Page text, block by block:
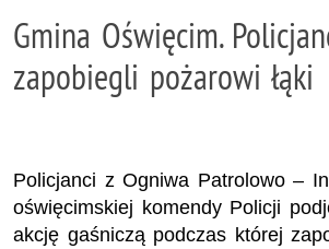
Gmina Oświęcim.
zapobiegli pożarowi łąki
Policjanci z Ogniwa Patrolowo –
oświęcimskiej komendy Policji
akcję gaśniczą podczas której